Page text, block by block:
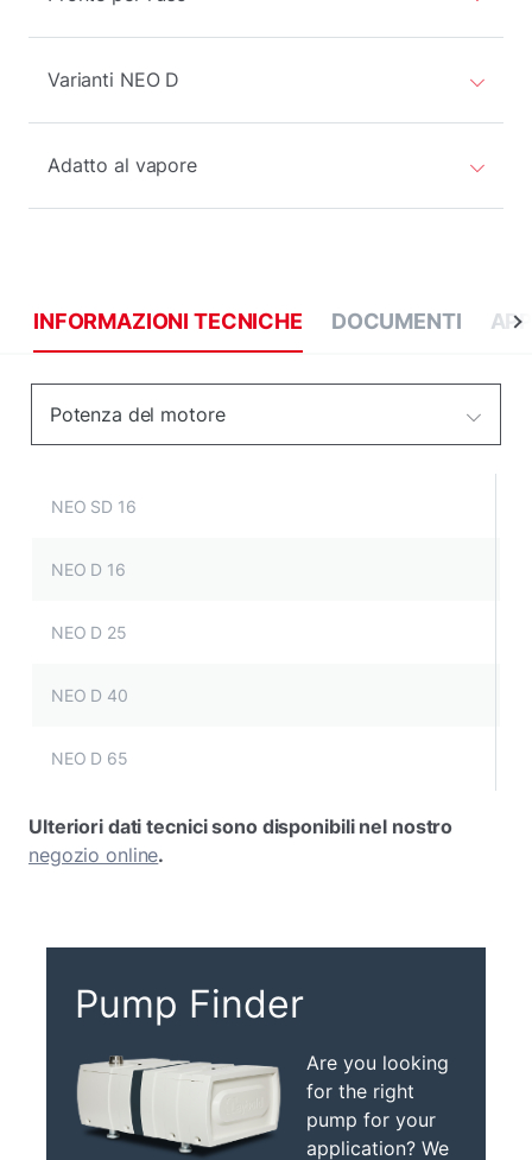
Varianti NEO D
Adatto al vapore
INFORMAZIONI TECNICHE DOCUMENTI
Potenza del motore
NEO SD 16
NEO D 16
NEO D 25
NEO D 40
NEO D 65
Ulteriori dati tecnici sono disponibili nel nostro
negozio online.